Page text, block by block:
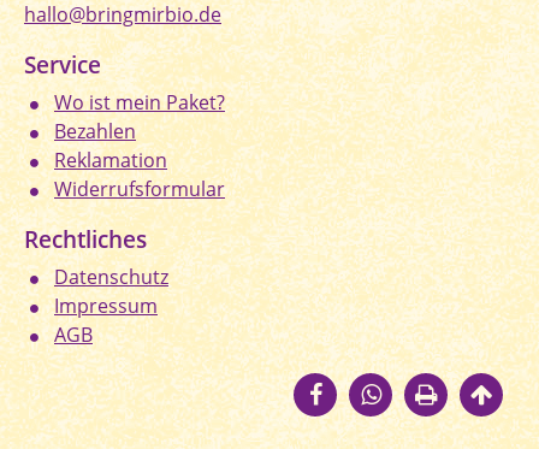
hallo@bringmirbio.de
Service
Wo ist mein Paket?
Bezahlen
Reklamation
Widerrufsformular
Rechtliches
Datenschutz
Impressum
AGB